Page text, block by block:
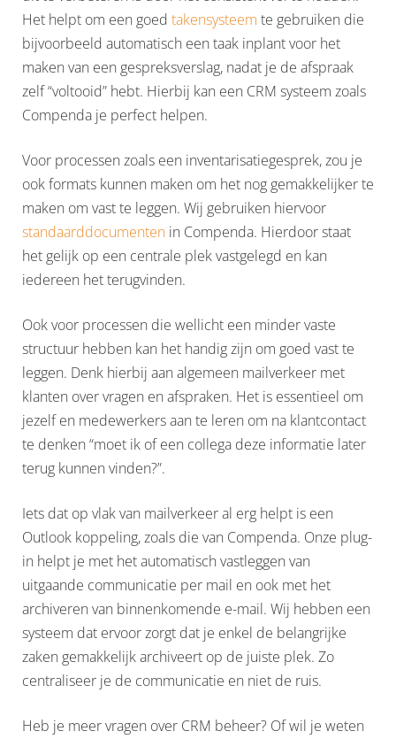
Het helpt om een goed takensysteem te gebruiken die
bijvoorbeeld automatisch een taak inplant voor het
maken van een gespreksverslag, nadat je de afspraak
zelf “voltooid” hebt. Hierbij kan een CRM systeem zoals
Compenda je perfect helpen.
Voor processen zoals een inventarisatiegesprek, zou je
ook formats kunnen maken om het nog gemakkelijker te
maken om vast te leggen. Wij gebruiken hiervoor
standaarddocumenten in Compenda. Hierdoor staat
het gelijk op een centrale plek vastgelegd en kan
iedereen het terugvinden.
Ook voor processen die wellicht een minder vaste
structuur hebben kan het handig zijn om goed vast te
leggen. Denk hierbij aan algemeen mailverkeer met
klanten over vragen en afspraken. Het is essentieel om
jezelf en medewerkers aan te leren om na klantcontact
te denken “moet ik of een collega deze informatie later
terug kunnen vinden?”.
Iets dat op vlak van mailverkeer al erg helpt is een
Outlook koppeling, zoals die van Compenda. Onze plug-
in helpt je met het automatisch vastleggen van
uitgaande communicatie per mail en ook met het
archiveren van binnenkomende e-mail. Wij hebben een
systeem dat ervoor zorgt dat je enkel de belangrijke
zaken gemakkelijk archiveert op de juiste plek. Zo
centraliseer je de communicatie en niet de ruis.
Heb je meer vragen over CRM beheer? Of wil je weten